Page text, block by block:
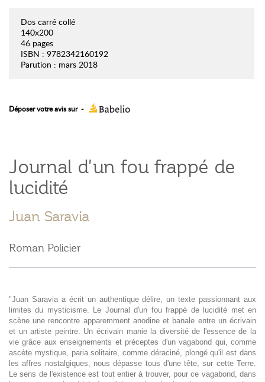
Dos carré collé
140x200
46 pages
ISBN : 9782342160192
Parution : mars 2018
Déposer votre avis sur -
Journal d'un fou frappé de
lucidité
Juan Saravia
Roman Policier
"Juan Saravia a écrit un authentique délire, un texte passionnant aux
limites du mysticisme. Le Journal d'un fou frappé de lucidité met en
scène une rencontre apparemment anodine et banale entre un écrivain
et un artiste peintre. Un écrivain manie la diversité de l'essence de la
vie grâce aux enseignements et préceptes d'un vagabond qui, comme
ascète mystique, paria solitaire, comme déraciné, plongé qu'il est dans
les affres nostalgiques, nous dépasse tous d'une tête, sur cette Terre.
Le sens de l'existence est tout entier à trouver, pour ce vagabond, dans